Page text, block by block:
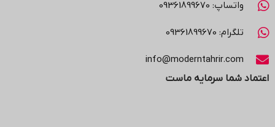
واتساپ: 09361899670
تلگرام: 09361899670
info@moderntahrir.com
اعتماد شما سرمایه ماست